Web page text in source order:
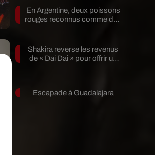
En Argentine, deux poissons
rouges reconnus comme des
Shakira reverse les revenus
de « Dai Dai » pour offrir un
Escapade à Guadalajara